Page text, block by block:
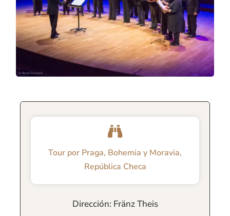
Tour por Praga, Bohemia y Moravia,
República Checa
Dirección: Fränz Theis